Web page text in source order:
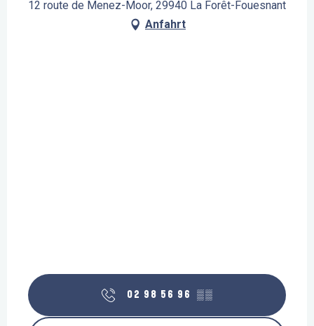
12 route de Menez-Moor, 29940 La Forêt-Fouesnant
Anfahrt
02 98 56 96 ▒▒